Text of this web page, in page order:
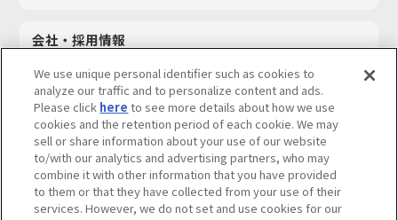
会社・採用情報
採用情報
サステナビリティ
お問い合わせ
ウェブサイトご利用条件 ソーシャルメディアポリシー
We use unique personal identifier such as cookies to
analyze our traffic and to personalize content and ads.
Please click here to see more details about how we use
cookies and the retention period of each cookie. We may
sell or share information about your use of our website
to/with our analytics and advertising partners, who may
combine it with other information that you have provided
to them or that they have collected from your use of their
services. However, we do not set and use cookies for our